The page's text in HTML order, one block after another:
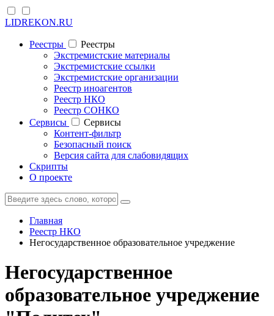
LIDREKON.RU
Реестры
Реестры
Экстремистские материалы
Экстремистские ссылки
Экстремистские организации
Реестр иноагентов
Реестр НКО
Реестр СОНКО
Cервисы
Cервисы
Контент-фильтр
Безопасный поиск
Версия сайта для слабовидящих
Скрипты
О проекте
Главная
Реестр НКО
Негосударственное образовательное учреджение
Негосударственное
образовательное учреджение